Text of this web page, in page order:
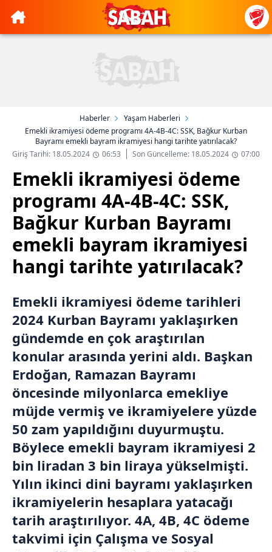
Haberler
Yaşam Haberleri
Emekli ikramiyesi ödeme programı 4A-4B-4C: SSK, Bağkur Kurban
Bayramı emekli bayram ikramiyesi hangi tarihte yatırılacak?
Giriş Tarihi: 18.05.2024
06:53 Son Güncelleme: 18.05.2024 07:00
Emekli ikramiyesi ödeme
programı 4A-4B-4C: SSK,
Bağkur Kurban Bayramı
emekli bayram ikramiyesi
hangi tarihte yatırılacak?
Emekli ikramiyesi ödeme tarihleri
2024 Kurban Bayramı yaklaşırken
gündemde en çok araştırılan
konular arasında yerini aldı. Başkan
Erdoğan, Ramazan Bayramı
öncesinde milyonlarca emekliye
müjde vermiş ve ikramiyelere yüzde
50 zam yapıldığını duyurmuştu.
Böylece emekli bayram ikramiyesi 2
bin liradan 3 bin liraya yükselmişti.
Yılın ikinci dini bayramı yaklaşırken
ikramiyelerin hesaplara yatacağı
tarih araştırılıyor. 4A, 4B, 4C ödeme
takvimi için Çalışma ve Sosyal